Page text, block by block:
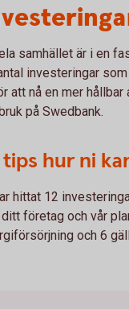
samhället är i en
investeringar
att nå en mer
på Swedbank.
tips hur ni
hittat 12
företag och vår
och 6